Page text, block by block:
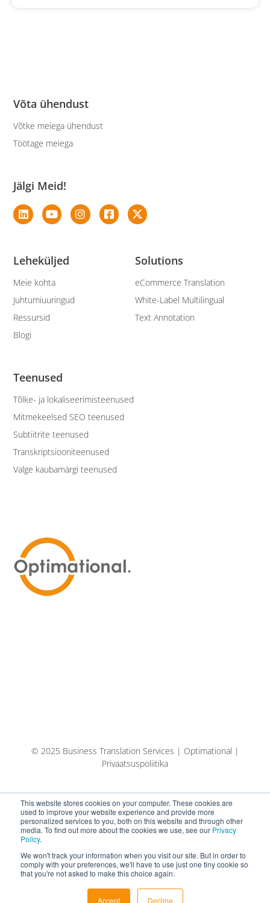
This website stores cookies on your computer. These cookies are
used to improve your website experience and provide more
personalized services to you, both on this website and through other
media. To find out more about the cookies we use, see our Privacy
Policy.
We won't track your information when you visit our site. But in order to
comply with your preferences, we'll have to use just one tiny cookie so
that you're not asked to make this choice again.
Accept Decline
Teenused
Tõlke- ja lokaliseerimisteenused
Mitmekeelsed SEO teenused
Subtiitrite teenused
Transkriptsiooniteenused
Valge kaubamärgi teenused
Solutions
eCommerce Translation
White-Label Multilingual
Text Annotation
Leheküljed
Meie kohta
Juhtumiuuringud
Ressursid
Blogi
Võta ühendust
Võtke meiega ühendust
Töötage meiega
Jälgi Meid!
© 2025 Business Translation Services | Optimational |
Privaatsuspoliitika
Español Eesti keel (AI-tõlge)